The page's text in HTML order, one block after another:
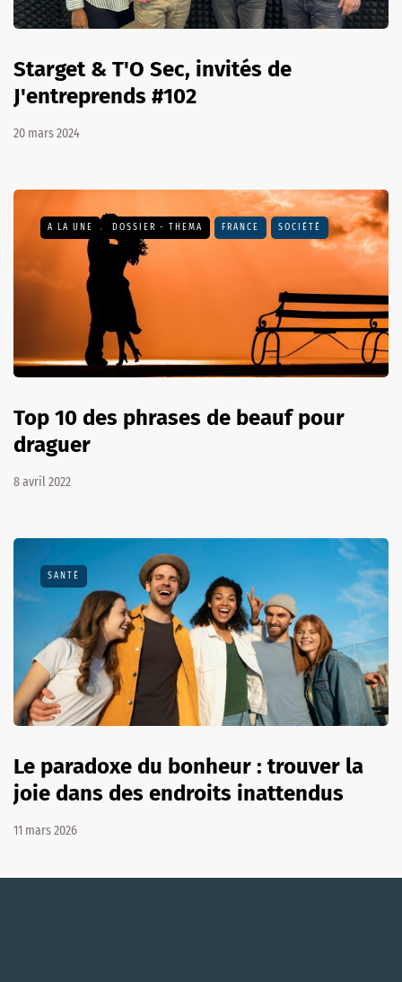
Starget & T'O Sec, invités de
J'entreprends #102
20 mars 2024
A LA UNE DOSSIER - THEMA FRANCE SOCIÉTÉ
Top 10 des phrases de beauf pour
draguer
8 avril 2022
SANTÉ
Le paradoxe du bonheur : trouver la
joie dans des endroits inattendus
11 mars 2026